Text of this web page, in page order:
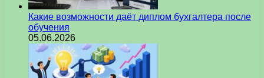
Какие возможности даёт диплом бухгалтера после
обучения
05.06.2026